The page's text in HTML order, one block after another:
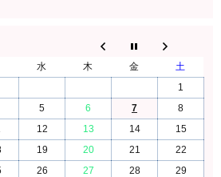
水 木 金
土
1
5 6 7
8
12 13 14
15
19 20 21
22
26 27 28 29